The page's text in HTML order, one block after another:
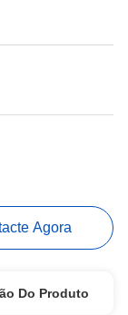
Agora
Do Produto